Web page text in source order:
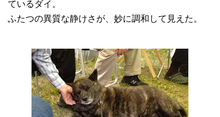
ているダイ。
ふたつの異質な静けさが、妙に調和して見えた。